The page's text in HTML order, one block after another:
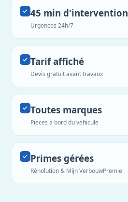
45 min d'intervention
Urgences 24h/7
Tarif affiché
Devis gratuit avant travaux
Toutes marques
Pièces à bord du véhicule
Primes gérées
Rénolution & Mijn VerbouwPremie